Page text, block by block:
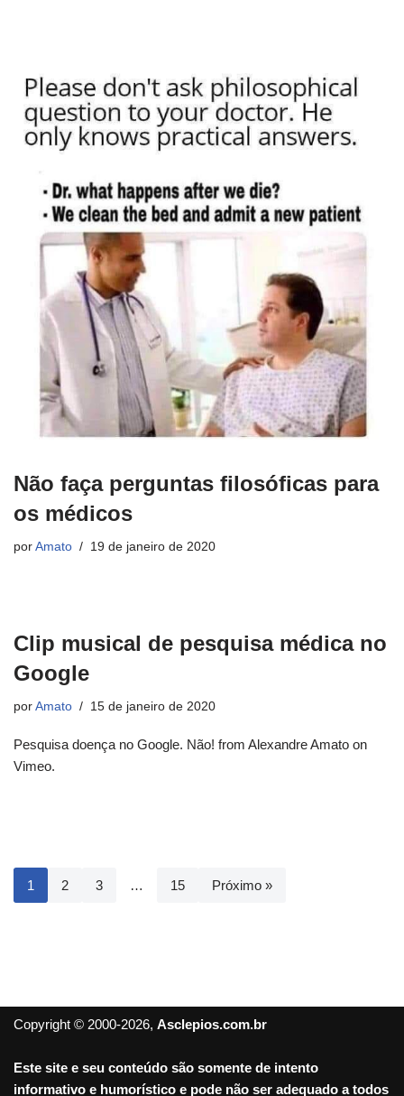
Não faça perguntas filosóficas para
os médicos
por Amato 19 de janeiro de 2020
Clip musical de pesquisa médica no
Google
por Amato 15 de janeiro de 2020
Pesquisa doença no Google. Não! from Alexandre Amato on
Vimeo.
1 2 3 … 15 Próximo »
Copyright © 2000-2026, Asclepios.com.br
Este site e seu conteúdo são somente de intento
informativo e humorístico e pode não ser adequado a todos